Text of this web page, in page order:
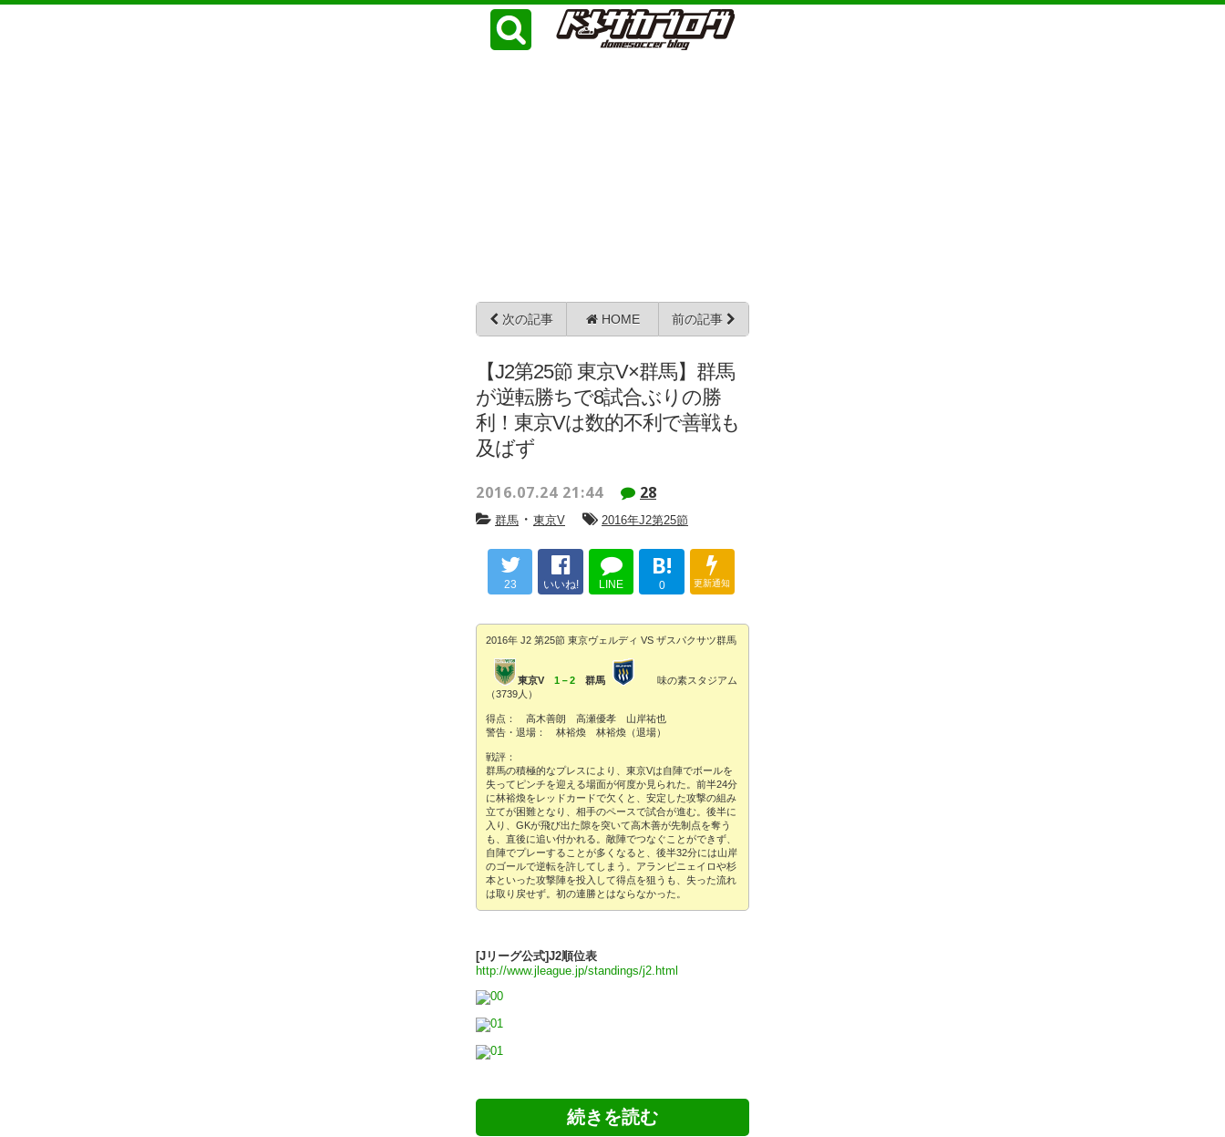
次の記事 HOME 前の記事
【J2第25節 東京V×群馬】群馬
が逆転勝ちで8試合ぶりの勝
利！東京Vは数的不利で善戦も
及ばず
2016.07.24 21:44 28
群馬 ・ 東京V 2016年J2第25節
23 いいね! LINE
B!
0 更新通知
2016年 J2 第25節 東京ヴェルディ VS ザスパクサツ群馬
東京V 1－2 群馬
味の素スタジアム
（3739人）
得点： 高木善朗 高瀬優孝 山岸祐也
警告・退場： 林裕煥 林裕煥（退場）
戦評：
群馬の積極的なプレスにより、東京Vは自陣でボールを
失ってピンチを迎える場面が何度か見られた。前半24分
に林裕煥をレッドカードで欠くと、安定した攻撃の組み
立てが困難となり、相手のペースで試合が進む。後半に
入り、GKが飛び出た隙を突いて高木善が先制点を奪う
も、直後に追い付かれる。敵陣でつなぐことができず、
自陣でプレーすることが多くなると、後半32分には山岸
のゴールで逆転を許してしまう。アランピニェイロや杉
本といった攻撃陣を投入して得点を狙うも、失った流れ
は取り戻せず。初の連勝とはならなかった。
[Jリーグ公式]J2順位表
http://www.jleague.jp/standings/j2.html